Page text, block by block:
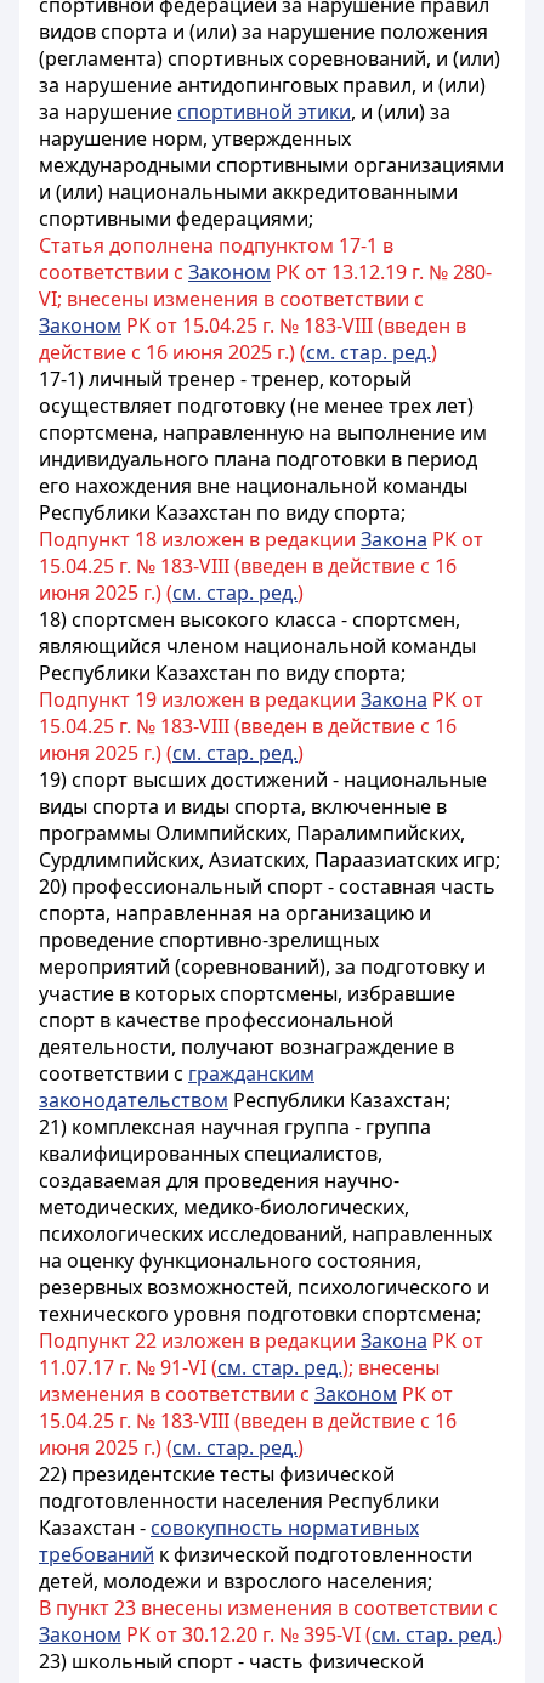
видов спорта и (или) за нарушение положения
(регламента) спортивных соревнований, и (или)
за нарушение антидопинговых правил, и (или)
за нарушение спортивной этики, и (или) за
нарушение норм, утвержденных
международными спортивными организациями
и (или) национальными аккредитованными
спортивными федерациями;
Статья дополнена подпунктом 17-1 в
соответствии с Законом РК от 13.12.19 г. № 280-
VI; внесены изменения в соответствии с
Законом РК от 15.04.25 г. № 183-VIII (введен в
действие с 16 июня 2025 г.) (см. стар. ред.)
17-1) личный тренер - тренер, который
осуществляет подготовку (не менее трех лет)
спортсмена, направленную на выполнение им
индивидуального плана подготовки в период
его нахождения вне национальной команды
Республики Казахстан по виду спорта;
Подпункт 18 изложен в редакции Закона РК от
15.04.25 г. № 183-VIII (введен в действие с 16
июня 2025 г.) (см. стар. ред.)
18) спортсмен высокого класса - спортсмен,
являющийся членом национальной команды
Республики Казахстан по виду спорта;
Подпункт 19 изложен в редакции Закона РК от
15.04.25 г. № 183-VIII (введен в действие с 16
июня 2025 г.) (см. стар. ред.)
19) спорт высших достижений - национальные
виды спорта и виды спорта, включенные в
программы Олимпийских, Паралимпийских,
Сурдлимпийских, Азиатских, Параазиатских игр;
20) профессиональный спорт - составная часть
спорта, направленная на организацию и
проведение спортивно-зрелищных
мероприятий (соревнований), за подготовку и
участие в которых спортсмены, избравшие
спорт в качестве профессиональной
деятельности, получают вознаграждение в
соответствии с гражданским
законодательством Республики Казахстан;
21) комплексная научная группа - группа
квалифицированных специалистов,
создаваемая для проведения научно-
методических, медико-биологических,
психологических исследований, направленных
на оценку функционального состояния,
резервных возможностей, психологического и
технического уровня подготовки спортсмена;
Подпункт 22 изложен в редакции Закона РК от
11.07.17 г. № 91-VI (см. стар. ред.); внесены
изменения в соответствии с Законом РК от
15.04.25 г. № 183-VIII (введен в действие с 16
июня 2025 г.) (см. стар. ред.)
22) президентские тесты физической
подготовленности населения Республики
Казахстан - совокупность нормативных
требований к физической подготовленности
детей, молодежи и взрослого населения;
В пункт 23 внесены изменения в соответствии с
Законом РК от 30.12.20 г. № 395-VI (см. стар. ред.)
23) школьный спорт - часть физической